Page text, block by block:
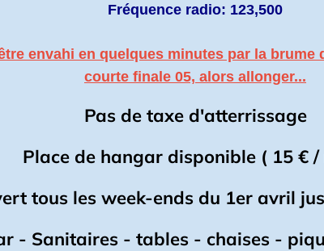
Fréquence radio: 123,500
envahi en quelques minutes par la brume
courte finale 05, alors allonger...
Pas de taxe d'atterrissage
Place de hangar disponible ( 15 € /
tous les week-ends du 1er avril
- Sanitaires - tables - chaises -